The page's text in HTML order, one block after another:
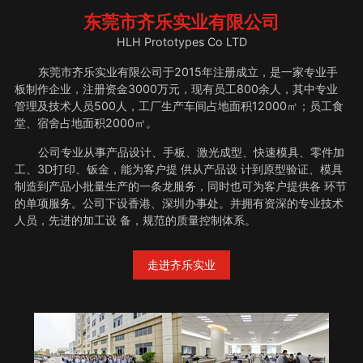
东莞市齐乐实业有限公司
HLH Prototypes Co LTD
东莞市齐乐实业有限公司于2015年注册成立，是一家专业手
板制作企业，注册资金3000万元，现有员工800余人，其中专业
管理及技术人员500人，工厂生产车间占地面积12000㎡；员工食
堂、宿舍占地面积2000㎡。
公司专业从事产品设计、手板、激光成型、快速模具、零件加
工、3D打印、钣金，能为客户提 供从产品设 计到原型验证、模具
制造到产品小批量生产的一条龙服务，同时也可为客户提供各 环节
的单项服务。公司下设香港、深圳办事处。并拥有资深的专业技术
人员，先进的加工设 备，规范的质量控制体系。
走进齐乐实业